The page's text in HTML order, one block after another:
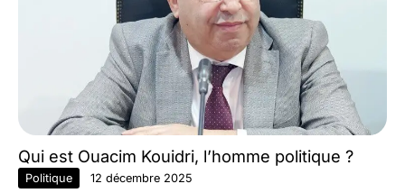
Qui est Ouacim Kouidri, l’homme politique ?
Politique 12 décembre 2025